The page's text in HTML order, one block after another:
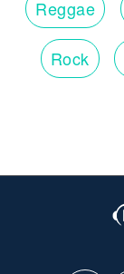
Reggae
Rock